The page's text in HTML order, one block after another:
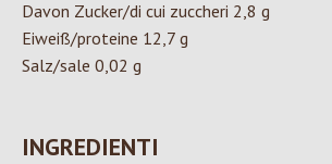
Davon Zucker/di cui zuccheri 2,8 g
Eiweiß/proteine 12,7 g
Salz/sale 0,02 g
INGREDIENTI